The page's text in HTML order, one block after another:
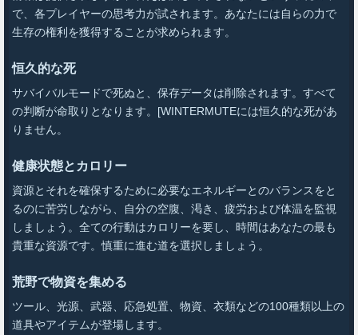
で、各プレイヤーの思考力が試されます。あなたには自らの力で
生存の権利を獲得することが求められます。
恒久的な死
サバイバルモードで死ぬと、保存データは削除されます。すべて
の判断が命取りとなります。[WINTERMUTEには恒久的な死があ
りません。
健康状態とカロリー
資源とそれを確保するために必要なエネルギーとのバランスをと
るのに苦労しながら、自分の空腹、渇き、疲労および体温を監視
しましょう。全ての行動はカロリーを要し、時間はあなたの最も
貴重な資源です。慎重に進む道を選択しましょう。
荒野で物資を集める
ツール、光源、武器、応急処置、物資、衣類などの100種類以上の
道具やアイテムが登場します。